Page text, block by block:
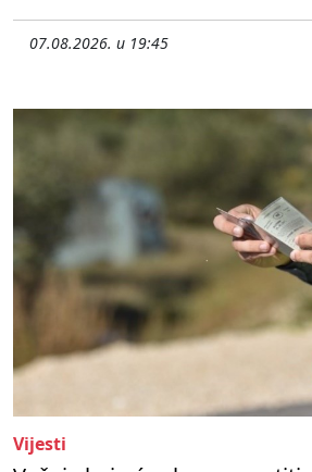
07.08.2026. u 19:45
Vijesti